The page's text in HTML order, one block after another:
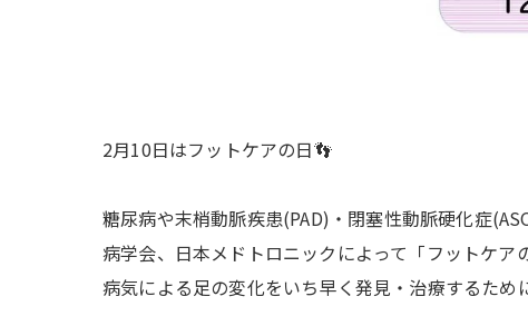
2月10日はフットケアの日👣
糖尿病や末梢動脈疾患(PAD)・閉塞性動脈硬化症
病学会、日本メドトロニックによって「フットケア
病気による足の変化をいち早く発見・治療するため